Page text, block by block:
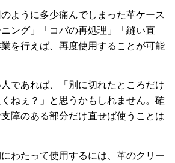
ように多少痛んでしまった革ケース
ング」「コバの再処理」「縫い直
を行えば、再度使用することが可能
であれば、「別に切れたところだけ
ねぇ？」と思うかもしれません。確
障のある部分だけ直せば使うことは
わたって使用するには、革のクリー